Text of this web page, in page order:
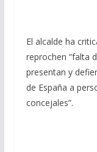
El alcalde ha
reprochen “falta
presentan y
de España a
concejales”.